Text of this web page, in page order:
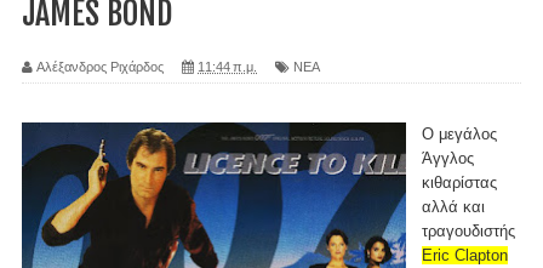
JAMES BOND
Αλέξανδρος Ριχάρδος 11:44 π.μ. ΝΕΑ
O μεγάλος
Άγγλος
κιθαρίστας
αλλά και
τραγουδιστής
Eric Clapton